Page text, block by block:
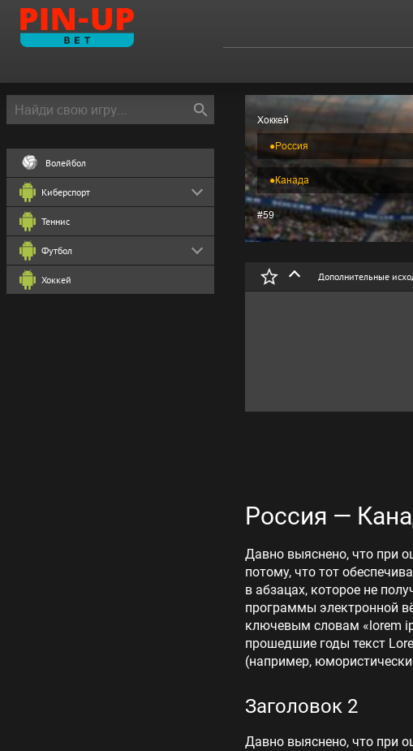
Волейбол
Киберспорт
Теннис
Футбол
Хоккей
Хоккей
●Россия
●Канада
#59
Дополнительные
Россия —
Давно выяснено, что при
потому, что тот
в абзацах, которое не
программы электронной
ключевым словам «lorem
прошедшие годы текст
(например,
Заголовок 2
Давно выяснено, что при